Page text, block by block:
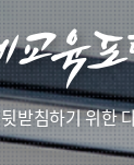
받침하기 위한